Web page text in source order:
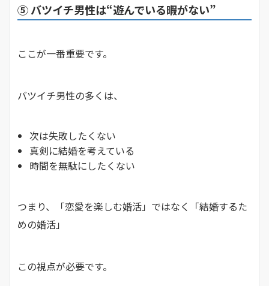
⑤ バツイチ男性は“遊んでいる暇がない”
ここが一番重要です。
バツイチ男性の多くは、
次は失敗したくない
真剣に結婚を考えている
時間を無駄にしたくない
つまり、「恋愛を楽しむ婚活」ではなく「結婚するた
めの婚活」
この視点が必要です。